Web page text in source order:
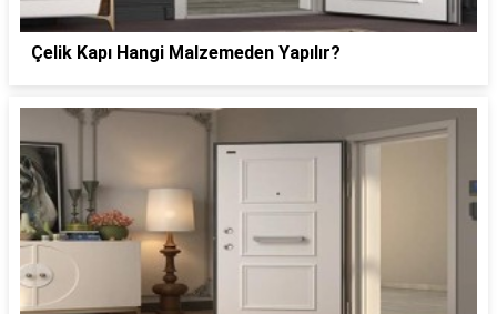
Çelik Kapı Hangi Malzemeden Yapılır?